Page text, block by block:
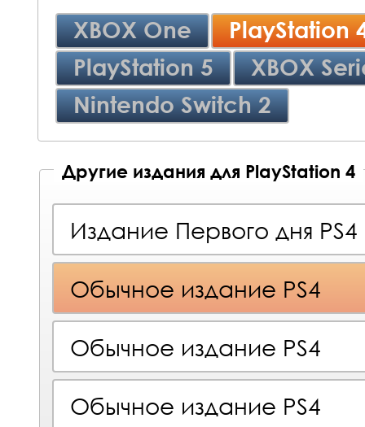
XBOX One
PlayStation
PlayStation 5
XBOX
Nintendo Switch 2
Другие издания для PlayStation 4
Издание Первого дня PS4
Обычное издание PS4
Обычное издание PS4
Обычное издание PS4